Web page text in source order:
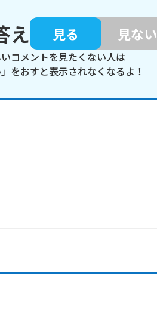
え
見る 見ない
コメントを見たくない人は
」をおすと表示されなくなるよ！